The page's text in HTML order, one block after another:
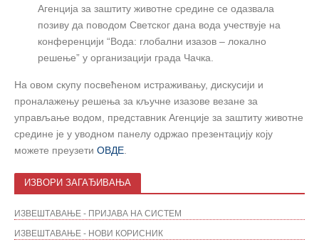
Агенција за заштиту животне средине се одазвала
позиву да поводом Светског дана вода учествује на
конференцији “Вода: глобални изазов – локално
решење” у организацији града Чачка.
На овом скупу посвећеном истраживању, дискусији и
проналажењу решења за кључне изазове везане за
управљање водом, представник Агенције за заштиту животне
средине је у уводном панелу одржао презентацију коју
можете преузети ОВДЕ
ИЗВОРИ ЗАГАЂИВАЊА
ИЗВЕШТАВАЊЕ - ПРИЈАВА НА СИСТЕМ
ИЗВЕШТАВАЊЕ - НОВИ КОРИСНИК